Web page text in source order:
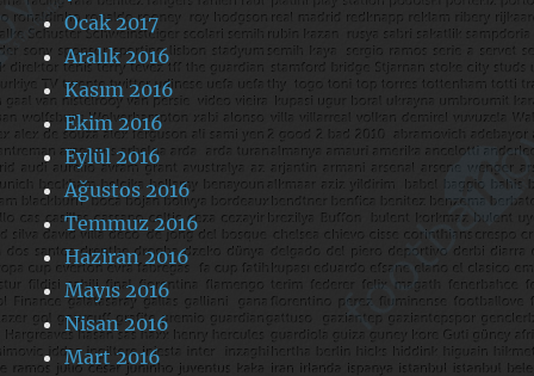
Ocak 2017
Aralık 2016
Kasım 2016
Ekim 2016
Eylül 2016
Ağustos 2016
Temmuz 2016
Haziran 2016
Mayıs 2016
Nisan 2016
Mart 2016